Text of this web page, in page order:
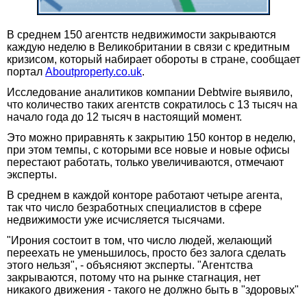
В среднем 150 агентств недвижимости закрываются
каждую неделю в Великобритании в связи с кредитным
кризисом, который набирает обороты в стране, сообщает
портал Aboutproperty.co.uk.
Исследование аналитиков компании Debtwire выявило,
что количество таких агентств сократилось с 13 тысяч на
начало года до 12 тысяч в настоящий момент.
Это можно приравнять к закрытию 150 контор в неделю,
при этом темпы, с которыми все новые и новые офисы
перестают работать, только увеличиваются, отмечают
эксперты.
В среднем в каждой конторе работают четыре агента,
так что число безработных специалистов в сфере
недвижимости уже исчисляется тысячами.
"Ирония состоит в том, что число людей, желающий
переехать не уменьшилось, просто без залога сделать
этого нельзя", - объясняют эксперты. "Агентства
закрываются, потому что на рынке стагнация, нет
никакого движения - такого не должно быть в "здоровых"